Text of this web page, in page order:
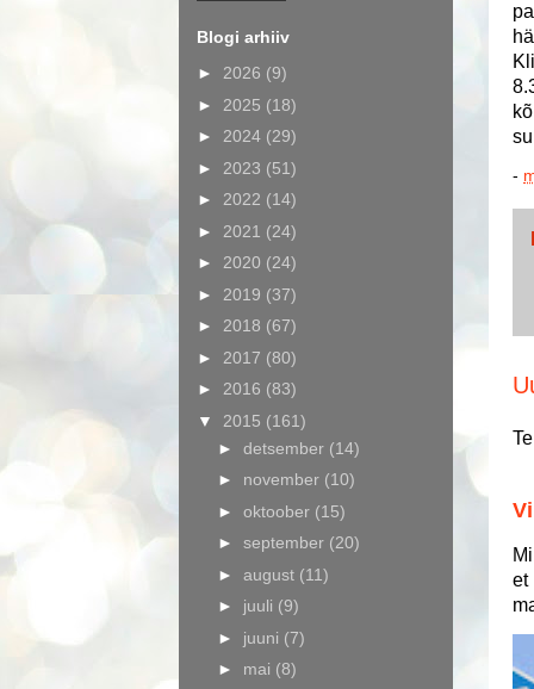
-
et
Blogi arhiiv
► 2026 (9)
► 2025 (18)
► 2024 (29)
► 2023 (51)
► 2022 (14)
► 2021 (24)
► 2020 (24)
► 2019 (37)
► 2018 (67)
► 2017 (80)
► 2016 (83)
▼ 2015 (161)
► detsember (14)
► november (10)
► oktoober (15)
► september (20)
► august (11)
► juuli (9)
► juuni (7)
► mai (8)